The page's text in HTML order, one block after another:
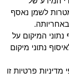
לשמן נאסף
באחריותה.
המיקום על
נתוני מיקום
פרטיות זו